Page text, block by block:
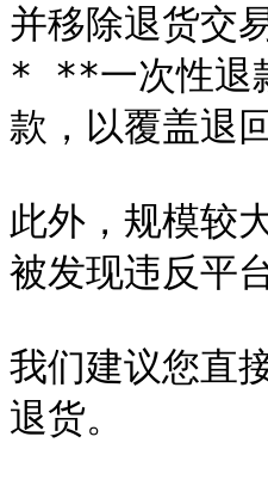
并移除退货交易
* **一次性退
款，以覆盖退
此外，规模较
被发现违反平
我们建议您直
退货。